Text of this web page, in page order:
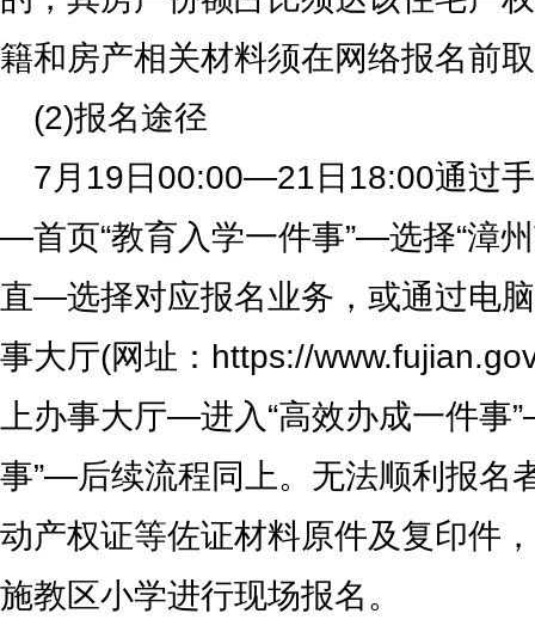
籍和房产相关材料须在网络报名前
(2)报名途径
7月19日00:00—21日18:00通过
—首页“教育入学一件事”—选择“漳
直—选择对应报名业务，或通过电
事大厅(网址：https://
上办事大厅—进入“高效办成一件事
事”—后续流程同上。无法顺利报名
动产权证等佐证材料原件及复印件
施教区小学进行现场报名。